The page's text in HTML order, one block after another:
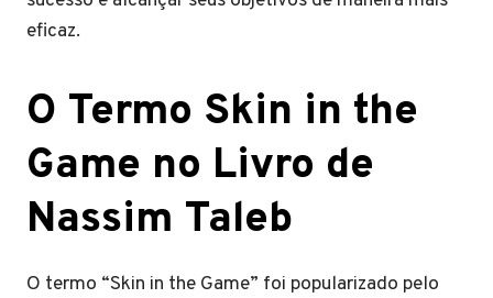
eficaz.
O Termo Skin in the
Game no Livro de
Nassim Taleb
O termo “Skin in the Game” foi popularizado pelo